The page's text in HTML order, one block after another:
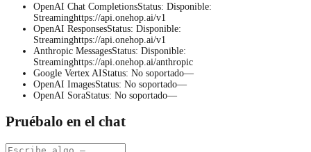
OpenAI Chat CompletionsStatus: Disponible:
Streaminghttps://api.onehop.ai/v1
OpenAI ResponsesStatus: Disponible:
Streaminghttps://api.onehop.ai/v1
Anthropic MessagesStatus: Disponible:
Streaminghttps://api.onehop.ai/anthropic
Google Vertex AIStatus: No soportado—
OpenAI ImagesStatus: No soportado—
OpenAI SoraStatus: No soportado—
Pruébalo en el chat